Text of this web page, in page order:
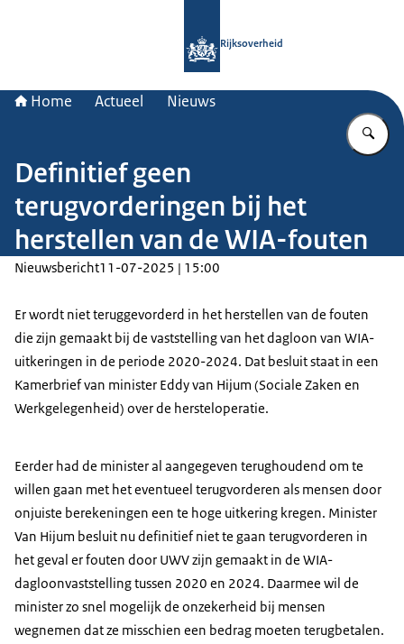
Rijksoverheid
Home Actueel Nieuws
Definitief geen
terugvorderingen bij het
herstellen van de WIA-fouten
Nieuwsbericht11-07-2025 | 15:00
Er wordt niet teruggevorderd in het herstellen van de fouten
die zijn gemaakt bij de vaststelling van het dagloon van WIA-
uitkeringen in de periode 2020-2024. Dat besluit staat in een
Kamerbrief van minister Eddy van Hijum (Sociale Zaken en
Werkgelegenheid) over de hersteloperatie.
Eerder had de minister al aangegeven terughoudend om te
willen gaan met het eventueel terugvorderen als mensen door
onjuiste berekeningen een te hoge uitkering kregen. Minister
Van Hijum besluit nu definitief niet te gaan terugvorderen in
het geval er fouten door UWV zijn gemaakt in de WIA-
dagloonvaststelling tussen 2020 en 2024. Daarmee wil de
minister zo snel mogelijk de onzekerheid bij mensen
wegnemen dat ze misschien een bedrag moeten terugbetalen.